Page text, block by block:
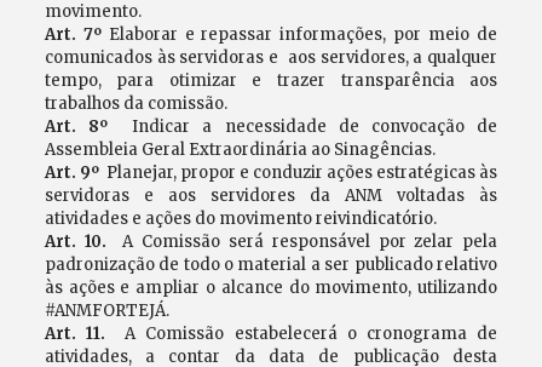
movimento.
Art. 7º Elaborar e repassar informações, por meio de
comunicados às servidoras e aos servidores, a qualquer
tempo, para otimizar e trazer transparência aos
trabalhos da comissão.
Art. 8º
Indicar a necessidade de convocação de
Assembleia Geral Extraordinária ao Sinagências.
Art. 9º Planejar, propor e conduzir ações estratégicas às
servidoras e aos servidores da ANM voltadas às
atividades e ações do movimento reivindicatório.
Art. 10.A Comissão será responsável por zelar pela
padronização de todo o material a ser publicado relativo
às ações e ampliar o alcance do movimento, utilizando
#ANMFORTEJÁ.
Art. 11.A Comissão estabelecerá o cronograma de
atividades, a contar da data de publicação desta